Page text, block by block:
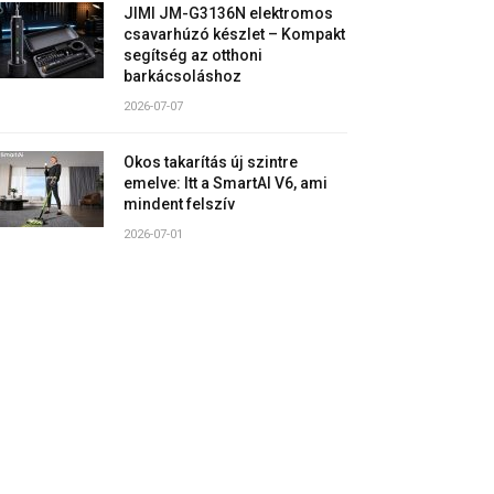
JIMI JM-G3136N elektromos
csavarhúzó készlet – Kompakt
segítség az otthoni
barkácsoláshoz
2026-07-07
Okos takarítás új szintre
emelve: Itt a SmartAI V6, ami
mindent felszív
2026-07-01